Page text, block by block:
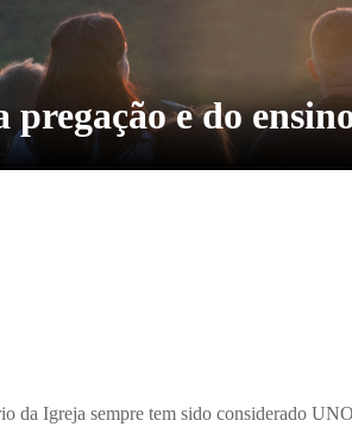
pregação e do
da Igreja sempre tem sido considerado